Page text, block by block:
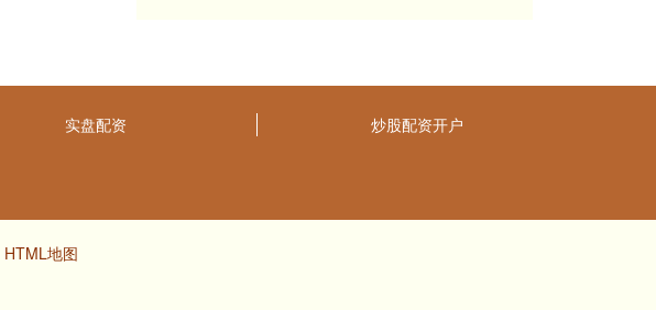
实盘配资 炒股配资开户
HTML地图